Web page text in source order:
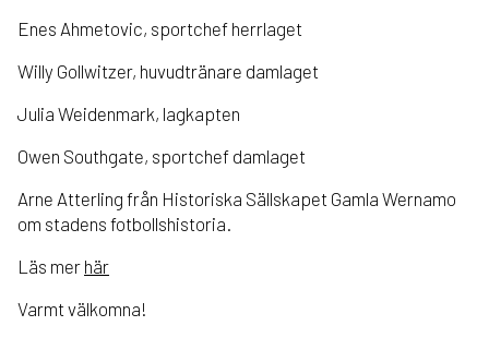
Enes Ahmetovic, sportchef herrlaget
Willy Gollwitzer, huvudtränare damlaget
Julia Weidenmark, lagkapten
Owen Southgate, sportchef damlaget
Arne Atterling från Historiska Sällskapet Gamla Wernamo
om stadens fotbollshistoria.
Läs mer här
Varmt välkomna!